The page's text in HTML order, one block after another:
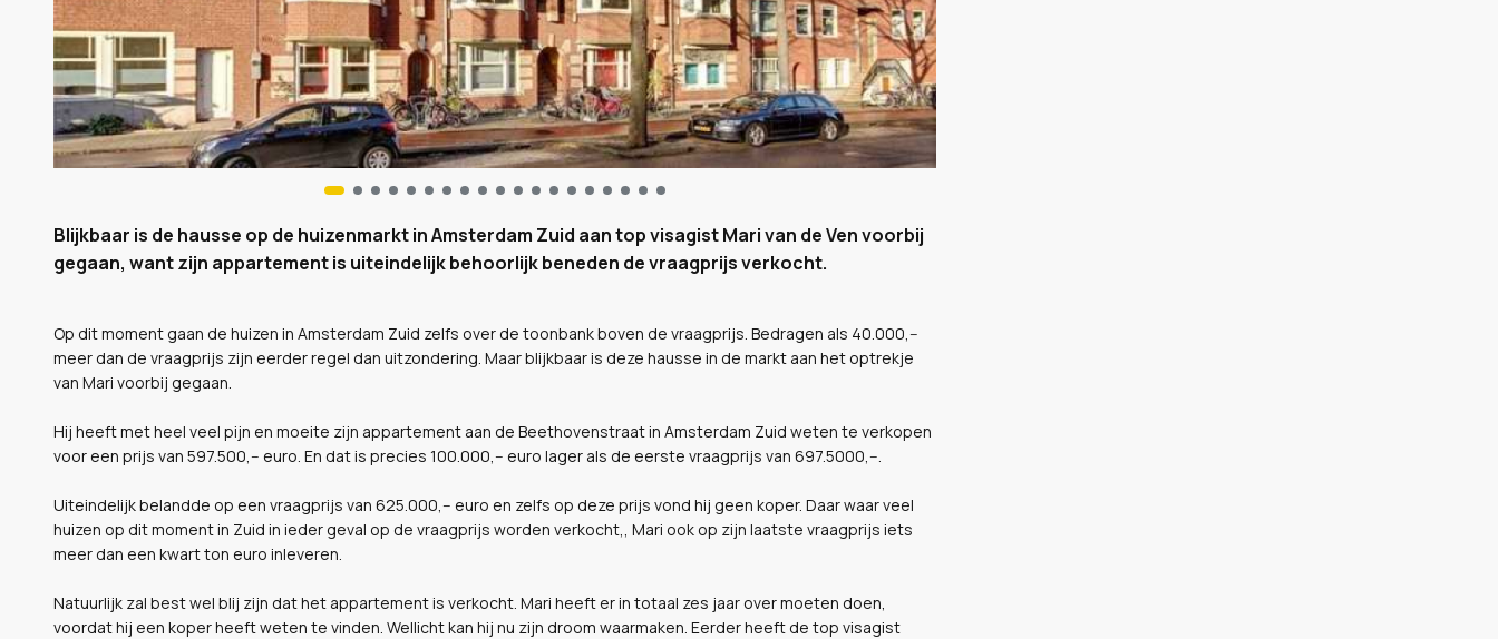
Blijkbaar is de hausse op de huizenmarkt in Amsterdam Zuid aan top visagist Mari van de Ven voorbij
gegaan, want zijn appartement is uiteindelijk behoorlijk beneden de vraagprijs verkocht.
Op dit moment gaan de huizen in Amsterdam Zuid zelfs over de toonbank boven de vraagprijs. Bedragen als 40.000,--
meer dan de vraagprijs zijn eerder regel dan uitzondering. Maar blijkbaar is deze hausse in de markt aan het optrekje
van Mari voorbij gegaan.
Hij heeft met heel veel pijn en moeite zijn appartement aan de Beethovenstraat in Amsterdam Zuid weten te verkopen
voor een prijs van 597.500,-- euro. En dat is precies 100.000,-- euro lager als de eerste vraagprijs van 697.5000,--.
Uiteindelijk belandde op een vraagprijs van 625.000,-- euro en zelfs op deze prijs vond hij geen koper. Daar waar veel
huizen op dit moment in Zuid in ieder geval op de vraagprijs worden verkocht,, Mari ook op zijn laatste vraagprijs iets
meer dan een kwart ton euro inleveren.
Natuurlijk zal best wel blij zijn dat het appartement is verkocht. Mari heeft er in totaal zes jaar over moeten doen,
voordat hij een koper heeft weten te vinden. Wellicht kan hij nu zijn droom waarmaken. Eerder heeft de top visagist